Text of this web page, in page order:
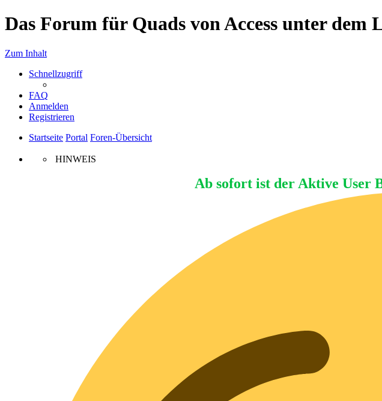
Das Forum für Quads von Access unter dem
Zum Inhalt
Schnellzugriff
FAQ
Anmelden
Registrieren
Startseite Portal Foren-Übersicht
HINWEIS
Ab sofort ist der Aktive User